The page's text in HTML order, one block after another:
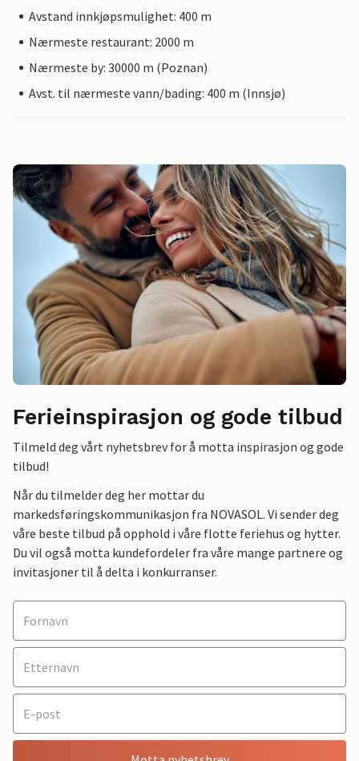
Avstand innkjøpsmulighet: 400 m
Nærmeste restaurant: 2000 m
Nærmeste by: 30000 m (Poznan)
Avst. til nærmeste vann/bading: 400 m (Innsjø)
Ferieinspirasjon og gode tilbud
Tilmeld deg vårt nyhetsbrev for å motta inspirasjon og gode
tilbud!
Når du tilmelder deg her mottar du
markedsføringskommunikasjon fra NOVASOL. Vi sender deg
våre beste tilbud på opphold i våre flotte feriehus og hytter.
Du vil også motta kundefordeler fra våre mange partnere og
invitasjoner til å delta i konkurranser.